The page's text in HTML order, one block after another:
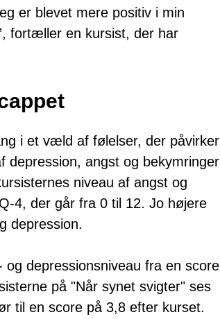
er blevet mere positiv i min
fortæller en kursist, der har
i et væld af følelser, der påvirker
depression, angst og bekymringer
niveau af angst og
4, der går fra 0 til 12. Jo højere
depression.
depressionsniveau fra en score
på "Når synet svigter" ses
til en score på 3,8 efter kurset.